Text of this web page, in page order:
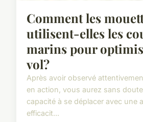
Comment les
utilisent-elles les
marins pour
vol?
Après avoir observé
en action, vous aurez sans
capacité à se déplacer avec une
efficacit...